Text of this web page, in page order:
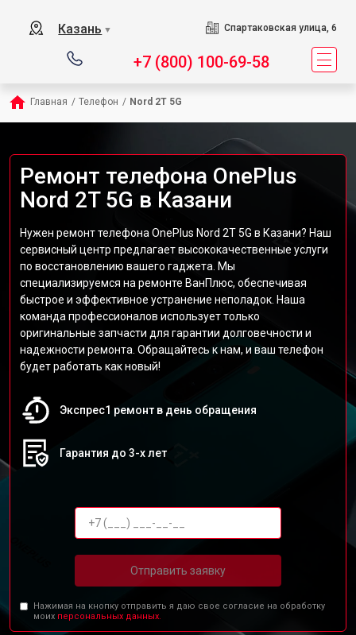
Казань ▼ Спартаковская улица, 6
+7 (800) 100-69-58
Главная / Телефон / Nord 2T 5G
Ремонт телефона OnePlus
Nord 2T 5G в Казани
Нужен ремонт телефона OnePlus Nord 2T 5G в Казани? Наш
сервисный центр предлагает высококачественные услуги
по восстановлению вашего гаджета. Мы
специализируемся на ремонте ВанПлюс, обеспечивая
быстрое и эффективное устранение неполадок. Наша
команда профессионалов использует только
оригинальные запчасти для гарантии долговечности и
надежности ремонта. Обращайтесь к нам, и ваш телефон
будет работать как новый!
Экспрес1 ремонт в день обращения
Гарантия до 3-х лет
Отправить заявку
Нажимая на кнопку отправить я даю свое согласие на обработку
моих персональных данных.